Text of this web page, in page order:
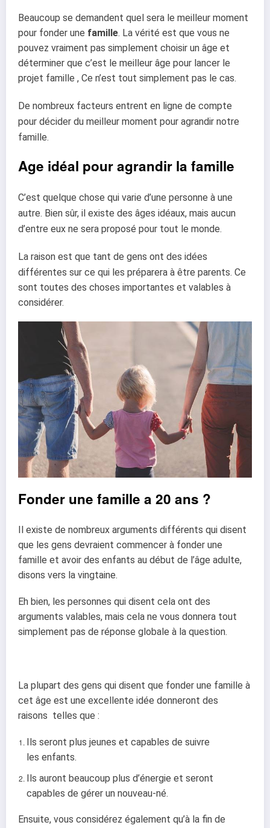
Beaucoup se demandent quel sera le meilleur moment
pour fonder une famille. La vérité est que vous ne
pouvez vraiment pas simplement choisir un âge et
déterminer que c’est le meilleur âge pour lancer le
projet famille , Ce n’est tout simplement pas le cas.
De nombreux facteurs entrent en ligne de compte
pour décider du meilleur moment pour agrandir notre
famille.
Age idéal pour agrandir la famille
C’est quelque chose qui varie d’une personne à une
autre. Bien sûr, il existe des âges idéaux, mais aucun
d’entre eux ne sera proposé pour tout le monde.
La raison est que tant de gens ont des idées
différentes sur ce qui les préparera à être parents. Ce
sont toutes des choses importantes et valables à
considérer.
Fonder une famille a 20 ans ?
Il existe de nombreux arguments différents qui disent
que les gens devraient commencer à fonder une
famille et avoir des enfants au début de l’âge adulte,
disons vers la vingtaine.
Eh bien, les personnes qui disent cela ont des
arguments valables, mais cela ne vous donnera tout
simplement pas de réponse globale à la question.
La plupart des gens qui disent que fonder une famille à
cet âge est une excellente idée donneront des
raisons telles que :
Ils seront plus jeunes et capables de suivre
les enfants.
Ils auront beaucoup plus d’énergie et seront
capables de gérer un nouveau-né.
Ensuite, vous considérez également qu’à la fin de